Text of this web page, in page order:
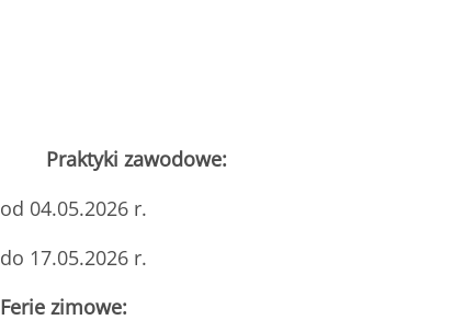
Praktyki zawodowe:
od 04.05.2026 r.
do 17.05.2026 r.
Ferie zimowe: